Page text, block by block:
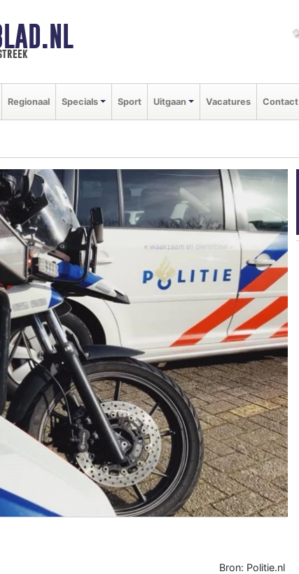
Regionaal Specials Sport Uitgaan Vacatures Contact
Bron: Politie.nl